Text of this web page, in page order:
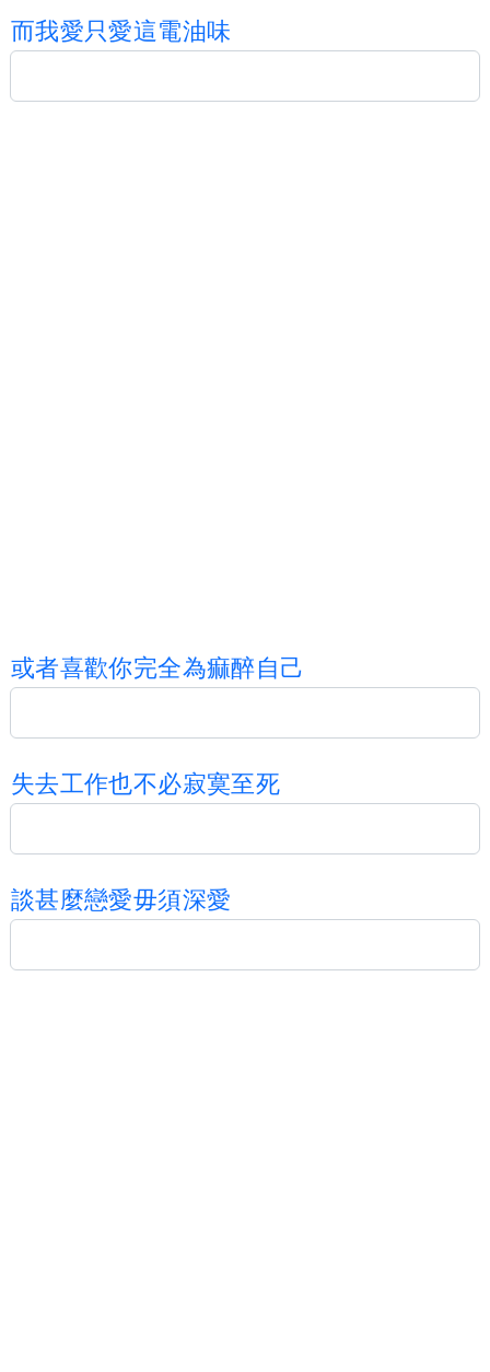
而我愛只愛這電油味
或者喜歡你完全為痲醉 自己
失去工作也不必寂寞至死
談甚麼戀愛毋須深愛